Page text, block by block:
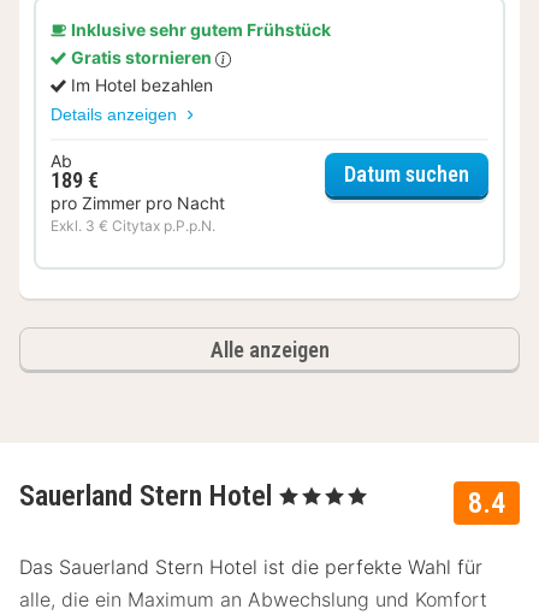
Inklusive sehr gutem Frühstück
Gratis stornieren
Im Hotel bezahlen
Details anzeigen
Ab
189 €
pro Zimmer pro Nacht
Exkl. 3 € Citytax p.P.p.N.
Datum suchen
Alle anzeigen
8.4
Sauerland Stern Hotel , 4 Sterne
Das Sauerland Stern Hotel ist die perfekte Wahl für
alle, die ein Maximum an Abwechslung und Komfort